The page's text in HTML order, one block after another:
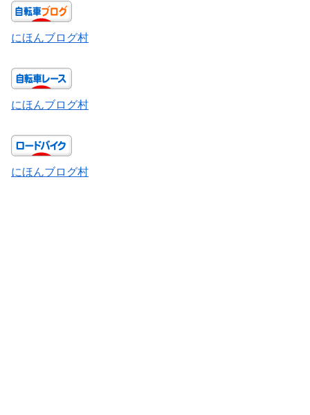
にほんブログ村
にほんブログ村
にほんブログ村